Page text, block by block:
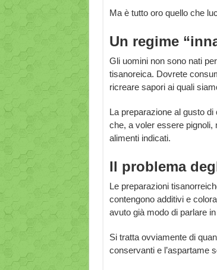
Ma è tutto oro quello che
Un regime
Gli uomini non sono nati
tisanoreica. Dovrete
ricreare sapori ai quali
La preparazione al gusto
che, a voler essere pignoli,
alimenti indicati.
Il problema
Le preparazioni
contengono additivi e
avuto già modo di parlare
Si tratta ovviamente di
conservanti e l’aspartame